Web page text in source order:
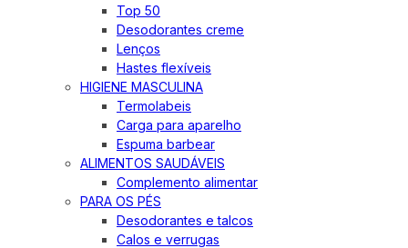
Top 50
Desodorantes creme
Lenços
Hastes flexíveis
HIGIENE MASCULINA
Termolabeis
Carga para aparelho
Espuma barbear
ALIMENTOS SAUDÁVEIS
Complemento alimentar
PARA OS PÉS
Desodorantes e talcos
Calos e verrugas